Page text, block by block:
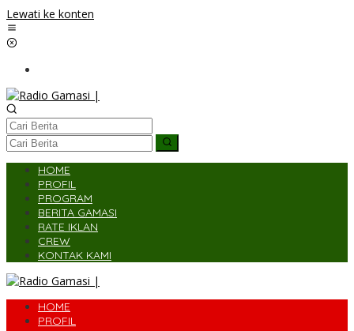
Lewati ke konten
HOME
PROFIL
PROGRAM
BERITA GAMASI
RATE IKLAN
CREW
KONTAK KAMI
HOME
PROFIL